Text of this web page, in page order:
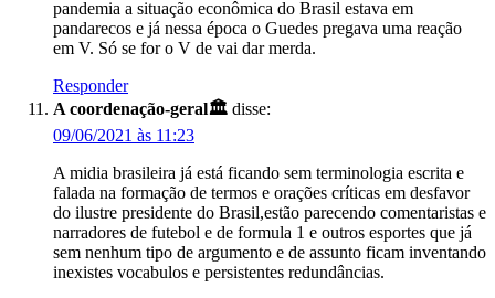
pandemia a situação econômica do Brasil estava em
pandarecos e já nessa época o Guedes pregava uma reação
em V. Só se for o V de vai dar merda.
Responder
A coordenação-geral🏛 disse:
09/06/2021 às 11:23
A midia brasileira já está ficando sem terminologia escrita e
falada na formação de termos e orações críticas em desfavor
do ilustre presidente do Brasil,estão parecendo comentaristas e
narradores de futebol e de formula 1 e outros esportes que já
sem nenhum tipo de argumento e de assunto ficam inventando
inexistes vocabulos e persistentes redundâncias.